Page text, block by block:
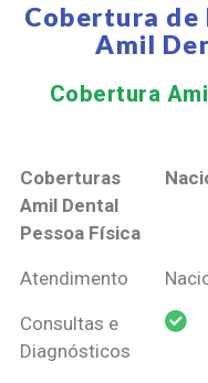
Cobertura
Amil
Cobertura
Coberturas
Amil Dental
Pessoa Física
Coberturas
Pessoa Física
Atendimento
Consultas e
Diagnósticos